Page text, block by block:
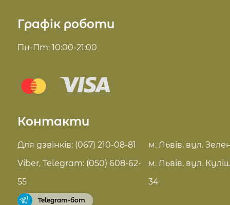
Графік роботи
Пн-Пт: 10:00-21:00
Косметика для волосся
Комплекси для обличчя
Актуальні знижки
Pro Age догляд
Відгуки
Договір оферти
Контакти
Для дзвінків: (067) 210-08-81
Viber, Telegram: (050) 608-62-
55
Telegram-бот
м. Львів, вул.
м. Львів, вул.
34